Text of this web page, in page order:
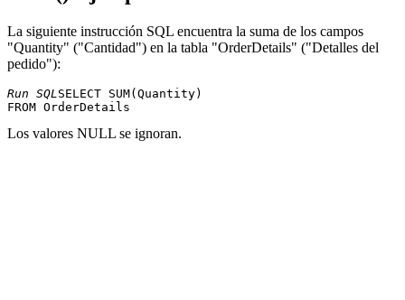
La siguiente instrucción SQL encuentra la suma de los campos
"Quantity" ("Cantidad") en la tabla "OrderDetails" ("Detalles del
pedido"):
Run SQLSELECT SUM(Quantity)
Los valores NULL se ignoran.